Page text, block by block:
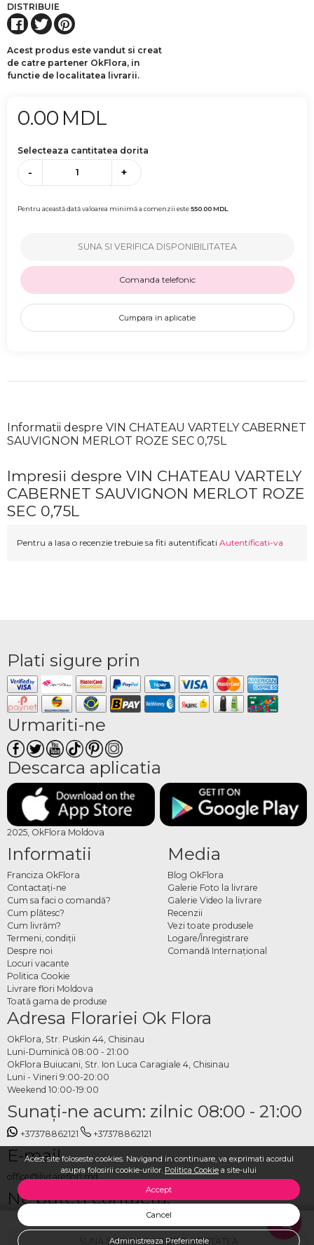
Acest site foloseste cookies. Navigand in continuare, va exprimati acordul
asupra folosirii cookie-urilor. Politica Cookie a site-ului
Accept
Cancel
Administreaza Preferintele
DISTRIBUIE
Acest produs este vandut si creat
de catre partener OkFlora, in
functie de localitatea livrarii.
0.00 MDL
Selecteaza cantitatea dorita
- +
Pentru această dată valoarea minimă a comenzii este550.00MDL
SUNA SI VERIFICA DISPONIBILITATEA
SUNA SI VERIFICA DISPONIBILITATEA
Comanda telefonic
Cumpara in aplicatie
Informatii despre VIN CHATEAU VARTELY CABERNET
SAUVIGNON MERLOT ROZE SEC 0,75L
Impresii despre VIN CHATEAU VARTELY
CABERNET SAUVIGNON MERLOT ROZE
SEC 0,75L
Pentru a lasa o recenzie trebuie sa fiti autentificati Autentificati-va
Plati sigure prin
Urmariti-ne
Descarca aplicatia
2025, OkFlora Moldova
Informatii
Franciza OkFlora
Contactaţi-ne
Cum sa faci o comandă?
Cum plătesc?
Cum livrăm?
Termeni, condiţii
Despre noi
Locuri vacante
Politica Cookie
Livrare flori Moldova
Toată gama de produse
Media
Blog OkFlora
Galerie Foto la livrare
Galerie Video la livrare
Recenzii
Vezi toate produsele
Logare/Înregistrare
Comandă Internațional
Adresa Florariei Ok Flora
OkFlora, Str. Puskin 44, Chisinau
Luni-Duminică 08:00 - 21:00
OkFlora Buiucani, Str. Ion Luca Caragiale 4, Chisinau
Luni - Vineri 9:00-20:00
Weekend 10:00-19:00
Sunaţi-ne acum: zilnic 08:00 - 21:00
+37378862121 +37378862121
E-mail
office@livrareflori.md
Ne puteți contacta:
whatsapp